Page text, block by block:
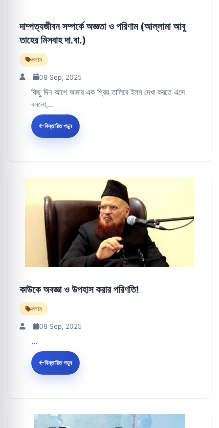
দাম্পত্যজীবন সম্পর্কে অজ্ঞতা ও পরিণাম (আল্লামা আবু
তাহের মিসবাহ দা.বা.)
কলাম
08 Sep, 2025
কিছু দিন আগে আমার এক প্রিয় তালিবে ইলম দেখা করতে এসে
বললো,...
বিস্তারিত পড়ুন
কাউকে অবজ্ঞা ও উপহাস করার পরিণতি!
কলাম
08 Sep, 2025
...
বিস্তারিত পড়ুন